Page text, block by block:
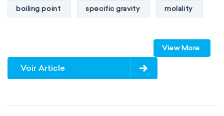
boiling point specific gravity molality
specific conductance electrical conductivity
specific heat capacity
View More
Voir Article